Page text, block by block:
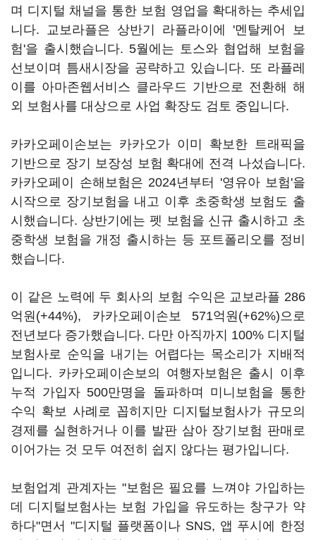
며 디지털 채널을 통한 보험 영업을 확대하는 추세입
니다. 교보라플은 상반기 라플라이에 '멘탈케어 보
험'을 출시했습니다. 5월에는 토스와 협업해 보험을
선보이며 틈새시장을 공략하고 있습니다. 또 라플레
이를 아마존웹서비스 클라우드 기반으로 전환해 해
외 보험사를 대상으로 사업 확장도 검토 중입니다.
카카오페이손보는 카카오가 이미 확보한 트래픽을
기반으로 장기 보장성 보험 확대에 전격 나섰습니다.
카카오페이 손해보험은 2024년부터 '영유아 보험'을
시작으로 장기보험을 내고 이후 초중학생 보험도 출
시했습니다. 상반기에는 펫 보험을 신규 출시하고 초
중학생 보험을 개정 출시하는 등 포트폴리오를 정비
했습니다.
이 같은 노력에 두 회사의 보험 수익은 교보라플 286
억원(+44%), 카카오페이손보 571억원(+62%)으로
전년보다 증가했습니다. 다만 아직까지 100% 디지털
보험사로 순익을 내기는 어렵다는 목소리가 지배적
입니다. 카카오페이손보의 여행자보험은 출시 이후
누적 가입자 500만명을 돌파하며 미니보험을 통한
수익 확보 사례로 꼽히지만 디지털보험사가 규모의
경제를 실현하거나 이를 발판 삼아 장기보험 판매로
이어가는 것 모두 여전히 쉽지 않다는 평가입니다.
보험업계 관계자는 "보험은 필요를 느껴야 가입하는
데 디지털보험사는 보험 가입을 유도하는 창구가 약
하다"면서 "디지털 플랫폼이나 SNS, 앱 푸시에 한정